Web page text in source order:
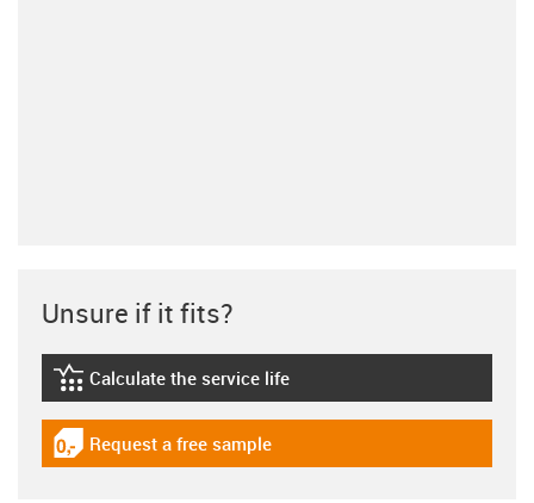
Unsure if it fits?
igus-icon-lebensdauerrechner
Calculate the service life
igus-icon-gratismuster
Request a free sample